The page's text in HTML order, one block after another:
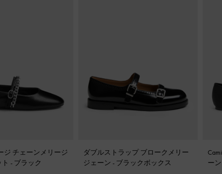
ジ チェーンメリージ
- ブラック
ダブルストラップ ブロークメリー
ジェーン - ブラックボックス
ー